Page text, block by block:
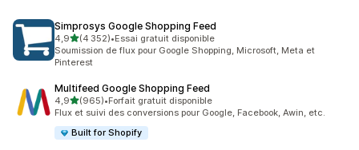
Simprosys Google Shopping Feed
4,9étoile(s) sur 5
(4 352)
4352 avis au total
•Essai gratuit disponible
Soumission de flux pour Google Shopping, Microsoft, Meta et
Pinterest
Multifeed Google Shopping Feed
4,9étoile(s) sur 5
(965)
965 avis au total
•Forfait gratuit disponible
Flux et suivi des conversions pour Google, Facebook, Awin, etc.
Built for Shopify